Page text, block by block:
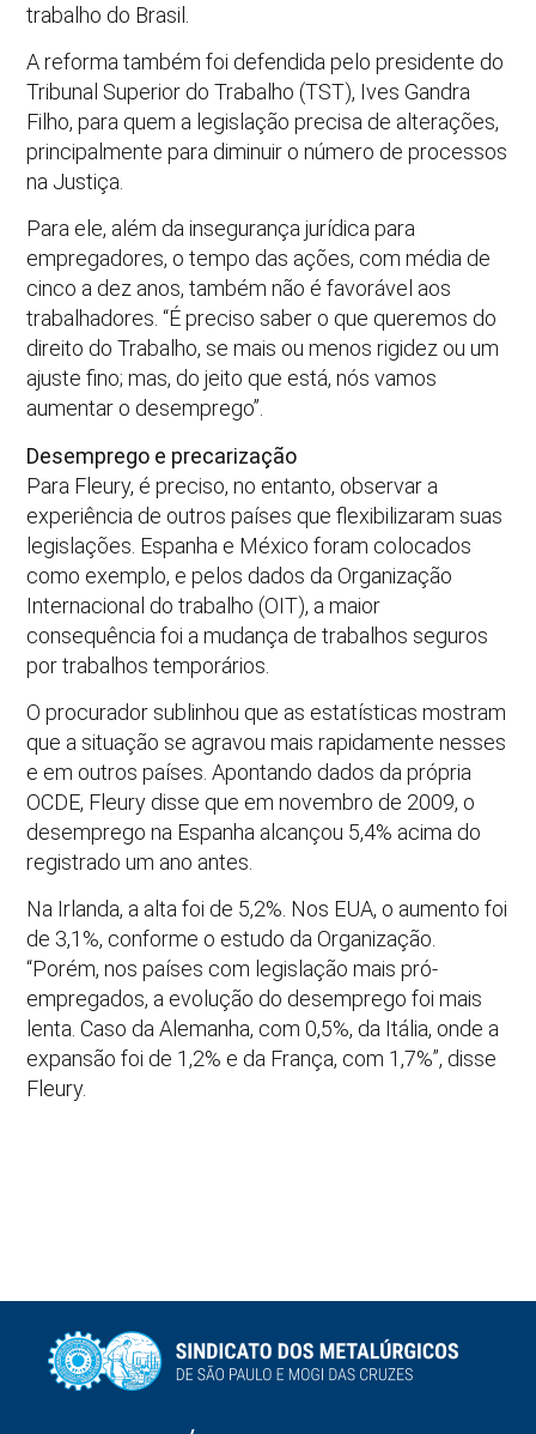
trabalho do Brasil.
A reforma também foi defendida pelo presidente do
Tribunal Superior do Trabalho (TST), Ives Gandra
Filho, para quem a legislação precisa de alterações,
principalmente para diminuir o número de processos
na Justiça.
Para ele, além da insegurança jurídica para
empregadores, o tempo das ações, com média de
cinco a dez anos, também não é favorável aos
trabalhadores. “É preciso saber o que queremos do
direito do Trabalho, se mais ou menos rigidez ou um
ajuste fino; mas, do jeito que está, nós vamos
aumentar o desemprego”.
Desemprego e precarização
Para Fleury, é preciso, no entanto, observar a
experiência de outros países que flexibilizaram suas
legislações. Espanha e México foram colocados
como exemplo, e pelos dados da Organização
Internacional do trabalho (OIT), a maior
consequência foi a mudança de trabalhos seguros
por trabalhos temporários.
O procurador sublinhou que as estatísticas mostram
que a situação se agravou mais rapidamente nesses
e em outros países. Apontando dados da própria
OCDE, Fleury disse que em novembro de 2009, o
desemprego na Espanha alcançou 5,4% acima do
registrado um ano antes.
Na Irlanda, a alta foi de 5,2%. Nos EUA, o aumento foi
de 3,1%, conforme o estudo da Organização.
“Porém, nos países com legislação mais pró-
empregados, a evolução do desemprego foi mais
lenta. Caso da Alemanha, com 0,5%, da Itália, onde a
expansão foi de 1,2% e da França, com 1,7%”, disse
Fleury.